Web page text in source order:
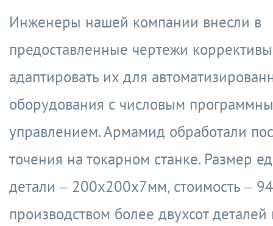
Инженеры нашей компании внесли в
предоставленные чертежи
адаптировать их для
оборудования с числовым
управлением. Армамид обработали
точения на токарном станке. Размер
детали – 200х200х7мм, стоимость –
производством более двухсот